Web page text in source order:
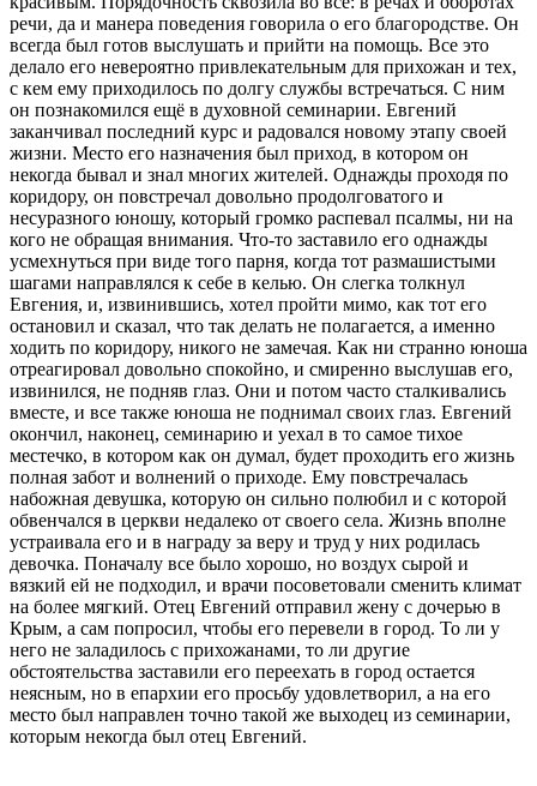
речи, да и манера поведения говорила о его благородстве. Он
всегда был готов выслушать и прийти на помощь. Все это
делало его невероятно привлекательным для прихожан и тех,
с кем ему приходилось по долгу службы встречаться. С ним
он познакомился ещё в духовной семинарии. Евгений
заканчивал последний курс и радовался новому этапу своей
жизни. Место его назначения был приход, в котором он
некогда бывал и знал многих жителей. Однажды проходя по
коридору, он повстречал довольно продолговатого и
несуразного юношу, который громко распевал псалмы, ни на
кого не обращая внимания. Что-то заставило его однажды
усмехнуться при виде того парня, когда тот размашистыми
шагами направлялся к себе в келью. Он слегка толкнул
Евгения, и, извинившись, хотел пройти мимо, как тот его
остановил и сказал, что так делать не полагается, а именно
ходить по коридору, никого не замечая. Как ни странно юноша
отреагировал довольно спокойно, и смиренно выслушав его,
извинился, не подняв глаз. Они и потом часто сталкивались
вместе, и все также юноша не поднимал своих глаз. Евгений
окончил, наконец, семинарию и уехал в то самое тихое
местечко, в котором как он думал, будет проходить его жизнь
полная забот и волнений о приходе. Ему повстречалась
набожная девушка, которую он сильно полюбил и с которой
обвенчался в церкви недалеко от своего села. Жизнь вполне
устраивала его и в награду за веру и труд у них родилась
девочка. Поначалу все было хорошо, но воздух сырой и
вязкий ей не подходил, и врачи посоветовали сменить климат
на более мягкий. Отец Евгений отправил жену с дочерью в
Крым, а сам попросил, чтобы его перевели в город. То ли у
него не заладилось с прихожанами, то ли другие
обстоятельства заставили его переехать в город остается
неясным, но в епархии его просьбу удовлетворил, а на его
место был направлен точно такой же выходец из семинарии,
которым некогда был отец Евгений.